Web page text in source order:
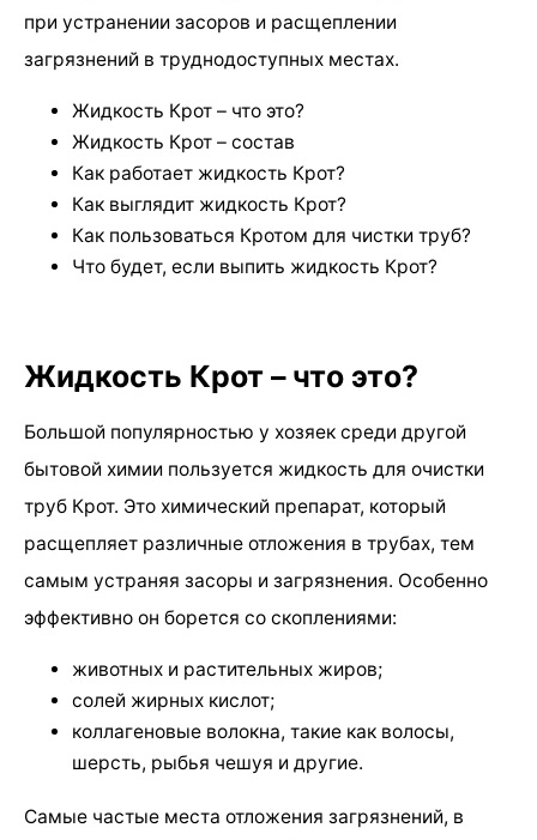
при устранении засоров и расщеплении
загрязнений в труднодоступных местах.
Жидкость Крот – что это?
Жидкость Крот – состав
Как работает жидкость Крот?
Как выглядит жидкость Крот?
Как пользоваться Кротом для чистки труб?
Что будет, если выпить жидкость Крот?
Жидкость Крот – что это?
Большой популярностью у хозяек среди другой
бытовой химии пользуется жидкость для очистки
труб Крот. Это химический препарат, который
расщепляет различные отложения в трубах, тем
самым устраняя засоры и загрязнения. Особенно
эффективно он борется со скоплениями:
животных и растительных жиров;
солей жирных кислот;
коллагеновые волокна, такие как волосы,
шерсть, рыбья чешуя и другие.
Самые частые места отложения загрязнений, в